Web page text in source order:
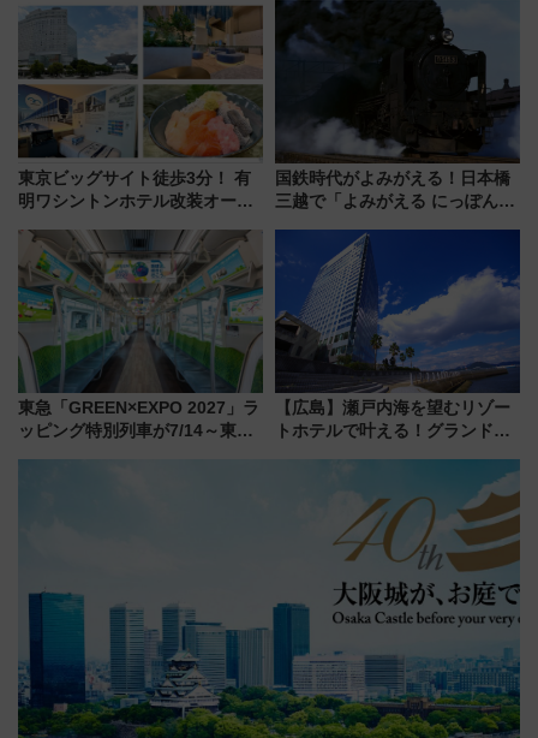
車、観覧スポット情報と周辺観
光まとめ（7/28開催）
東京ビッグサイト徒歩3分！ 有
明ワシントンホテル改装オープ
客室」や海鮮丼が人気の朝食ビ
ュッフェを現地レポ
国鉄時代がよみがえる！日本橋
三越で「よみがえる にっぽんの
敬の名作写真も、駅弁フェスも
同時開催！
東急「GREEN×EXPO 2027」ラ
ッピング特別列車が7/14～東
【広島】瀬戸内海を望むリゾー
トホテルで叶える！グランドプ
ディング＆カジュアルパーティ